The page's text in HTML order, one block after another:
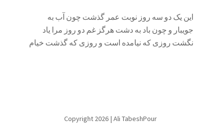
این یک دو سه روز نوبت عمر گذشت چون آب به
جویبار و چون باد به دشت هرگز غم دو روز مرا یاد
نگشت روزی که نیامده است و روزی که گذشت خیام
Copyright 2026 | Ali TabeshPour